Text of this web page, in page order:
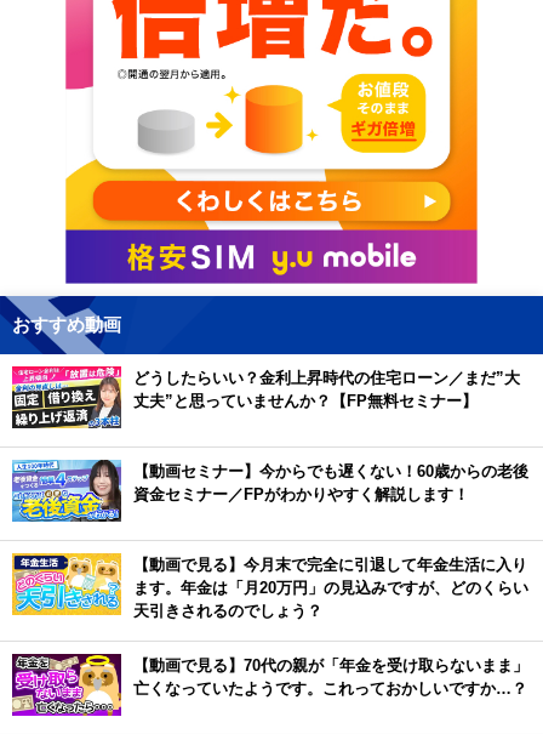
おすすめ動画
どうしたらいい？金利上昇時代の住宅ローン／まだ”大
丈夫”と思っていませんか？【FP無料セミナー】
【動画セミナー】今からでも遅くない！60歳からの老後
資金セミナー／FPがわかりやすく解説します！
【動画で見る】今月末で完全に引退して年金生活に入り
ます。年金は「月20万円」の見込みですが、どのくらい
天引きされるのでしょう？
【動画で見る】70代の親が「年金を受け取らないまま」
亡くなっていたようです。これっておかしいですか…？